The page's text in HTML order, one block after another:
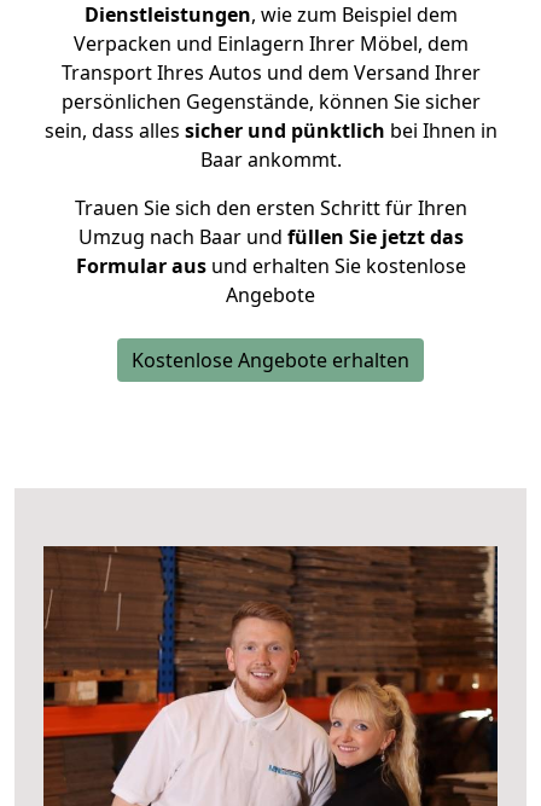
Dienstleistungen, wie zum Beispiel dem
Verpacken und Einlagern Ihrer Möbel, dem
Transport Ihres Autos und dem Versand Ihrer
persönlichen Gegenstände, können Sie sicher
sein, dass alles sicher und pünktlich bei Ihnen in
Baar ankommt.
Trauen Sie sich den ersten Schritt für Ihren
Umzug nach Baar und füllen Sie jetzt das
Formular ausund erhalten Sie kostenlose
Angebote
Kostenlose Angebote erhalten